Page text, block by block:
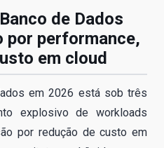
de Dados
por performance,
em cloud
em 2026 está sob três
explosivo de workloads
por redução de custo em